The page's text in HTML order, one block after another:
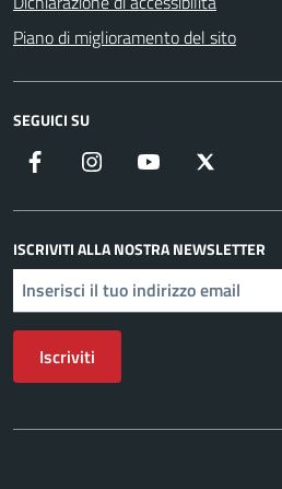
Piano di miglioramento del sito
SEGUICI SU
Facebook Instagram YouTube
ISCRIVITI ALLA NOSTRA NEWSLETTER